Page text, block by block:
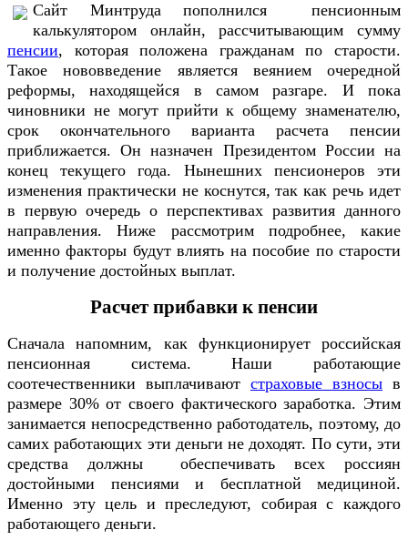
Сайт Минтруда пополнился пенсионным
калькулятором онлайн, рассчитывающим сумму
пенсии, которая положена гражданам по старости.
Такое нововведение является веянием очередной
реформы, находящейся в самом разгаре. И пока
чиновники не могут прийти к общему знаменателю,
срок окончательного варианта расчета пенсии
приближается. Он назначен Президентом России на
конец текущего года. Нынешних пенсионеров эти
изменения практически не коснутся, так как речь идет
в первую очередь о перспективах развития данного
направления. Ниже рассмотрим подробнее, какие
именно факторы будут влиять на пособие по старости
и получение достойных выплат.
Расчет прибавки к пенсии
Сначала напомним, как функционирует российская
пенсионная система. Наши работающие
соотечественники выплачивают страховые взносы в
размере 30% от своего фактического заработка. Этим
занимается непосредственно работодатель, поэтому, до
самих работающих эти деньги не доходят. По сути, эти
средства должны обеспечивать всех россиян
достойными пенсиями и бесплатной медициной.
Именно эту цель и преследуют, собирая с каждого
работающего деньги.